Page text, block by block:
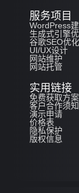
服务项目
WordPress
生成式引擎
谷歌SEO优化
UI/UX设计
网站维护
网站托管
实用链接
免费获取方案
客户合作须知
演示申请
价格表
隐私保护
版权信息